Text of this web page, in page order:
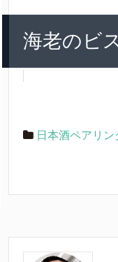
海老のビ
日本酒ペアリン